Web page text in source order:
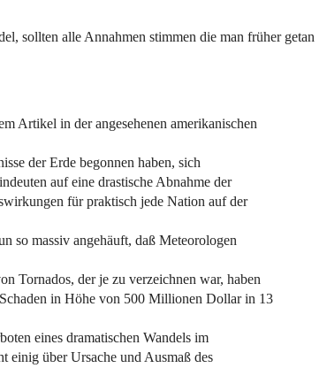
sollten alle Annahmen stimmen die man früher getan
Artikel in der angesehenen amerikanischen
der Erde begonnen haben, sich
auf eine drastische Abnahme der
für praktisch jede Nation auf der
so massiv angehäuft, daß Meteorologen
Tornados, der je zu verzeichnen war, haben
in Höhe von 500 Millionen Dollar in 13
eines dramatischen Wandels im
einig über Ursache und Ausmaß des